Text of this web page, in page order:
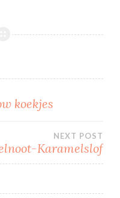
koekjes
NEXT POST
Karamelslof